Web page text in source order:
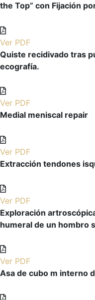
the Top” con Fijación
Ver PDF
Quiste recidivado tras
ecografía.
Ver PDF
Medial meniscal repair
Ver PDF
Extracción tendones
Ver PDF
Exploración
humeral de un hombro
Ver PDF
Asa de cubo m interno